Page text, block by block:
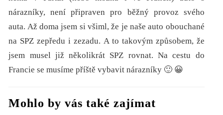
nárazníky, není připraven pro běžný provoz svého
auta. Až doma jsem si všiml, že je naše auto obouchané
na SPZ zepředu i zezadu. A to takovým způsobem, že
jsem musel již několikrát SPZ rovnat. Na cestu do
Francie se musíme příště vybavit nárazníky 🙂 😀
Mohlo by vás také zajímat